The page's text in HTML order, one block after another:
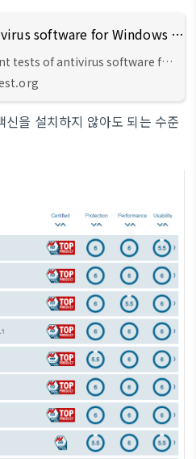
Test antivirus software for Windows 10 - April 2022
tests of antivirus software for
from April 2022 of AV-TEST,
international and independent
을 설치하지 않아도 되는 수준